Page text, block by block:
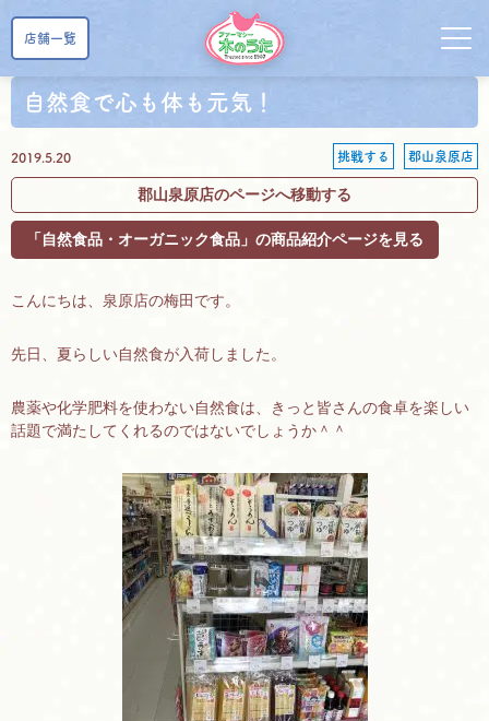
店舗一覧
自然食で心も体も元気！
2019.5.20 挑戦する 郡山泉原店
郡山泉原店のページへ移動する
「自然食品・オーガニック食品」の商品紹介ページを見る
こんにちは、泉原店の梅田です。
先日、夏らしい自然食が入荷しました。
農薬や化学肥料を使わない自然食は、きっと皆さんの食卓を楽しい
話題で満たしてくれるのではないでしょうか＾＾